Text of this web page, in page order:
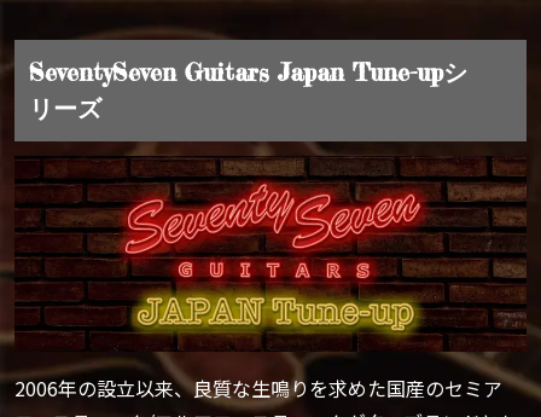
SeventySeven Guitars Japan Tune-upシ
リーズ
2006年の設立以来、良質な生鳴りを求めた国産のセミア